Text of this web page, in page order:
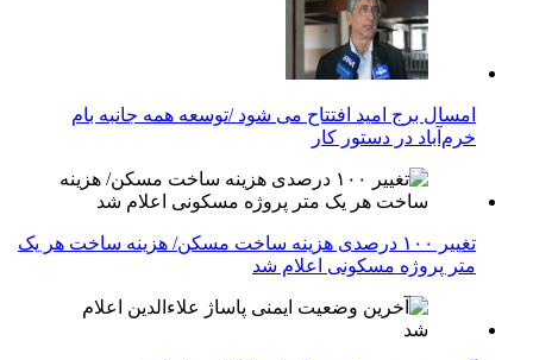
امسال برج امید افتتاح می شود /توسعه همه جانبه بام
خرم‌آباد در دستور کار
تغییر ۱۰۰ درصدی هزینه ساخت مسکن/ هزینه ساخت هر یک
متر پروژه مسکونی اعلام شد